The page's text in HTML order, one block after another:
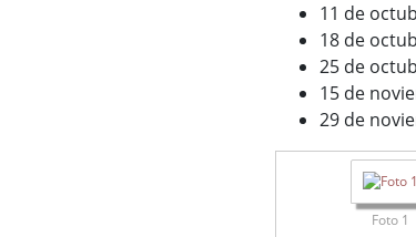
11 de
18 de
25 de
15 de
29 de
Foto 1